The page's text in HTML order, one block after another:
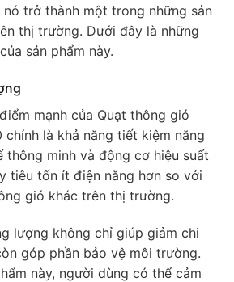
trở thành một trong những sản
thị trường. Dưới đây là những
sản phẩm này.
mạnh của Quạt thông gió
chính là khả năng tiết kiệm năng
thông minh và động cơ hiệu suất
tiêu tốn ít điện năng hơn so với
gió khác trên thị trường.
lượng không chỉ giúp giảm chi
góp phần bảo vệ môi trường.
này, người dùng có thể cảm